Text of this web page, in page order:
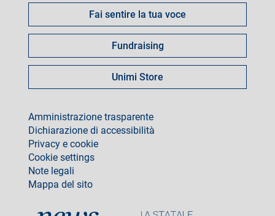
Fai sentire la tua voce
Fundraising
Unimi Store
footer
Amministrazione trasparente
Dichiarazione di accessibilità
Privacy e cookie
Cookie settings
Note legali
Mappa del sito
social